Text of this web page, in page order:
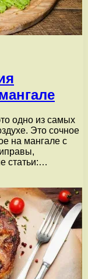
одно из самых
Это сочное
на мангале с
статьи:…